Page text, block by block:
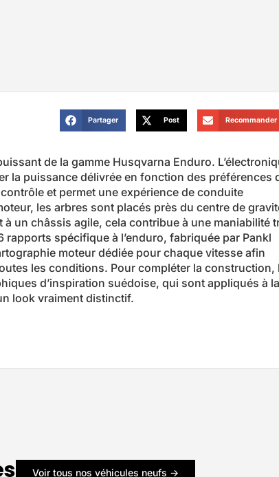
Partager Post
de la gamme Husqvarna Enduro.
la puissance délivrée en fonction des préférences
et permet une expérience de conduite
les arbres sont placés près du centre de
un châssis agile, cela contribue à une maniabilité
rapports spécifique à l’enduro, fabriquée par Pankl
moteur dédiée pour chaque vitesse afin
les conditions. Pour compléter la construction,
d’inspiration suédoise, qui sont appliqués à la
look vraiment distinctif.
Voir tous nos véhicules neufs ->